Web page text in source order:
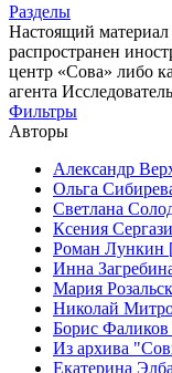
Разделы
Настоящий
распространен
центр «Сова» либо
агента
Фильтры
Авторы
Александр
Ольга
Светлана
Ксения
Роман Лункин
Инна
Мария
Николай
Борис
Из архива
Екатерина